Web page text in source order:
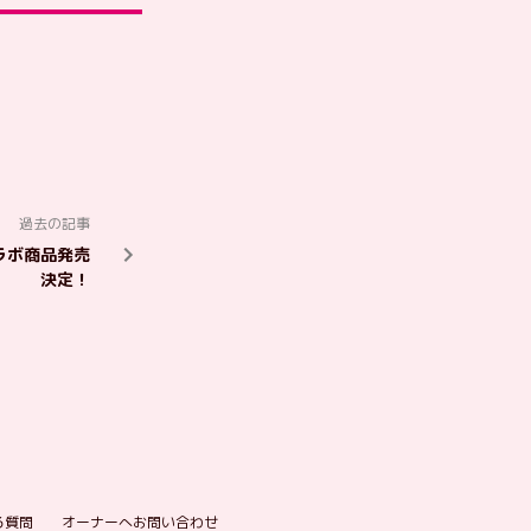
過去の記事
ボ商品発売
決定！
質問 オーナーへお問い合わせ